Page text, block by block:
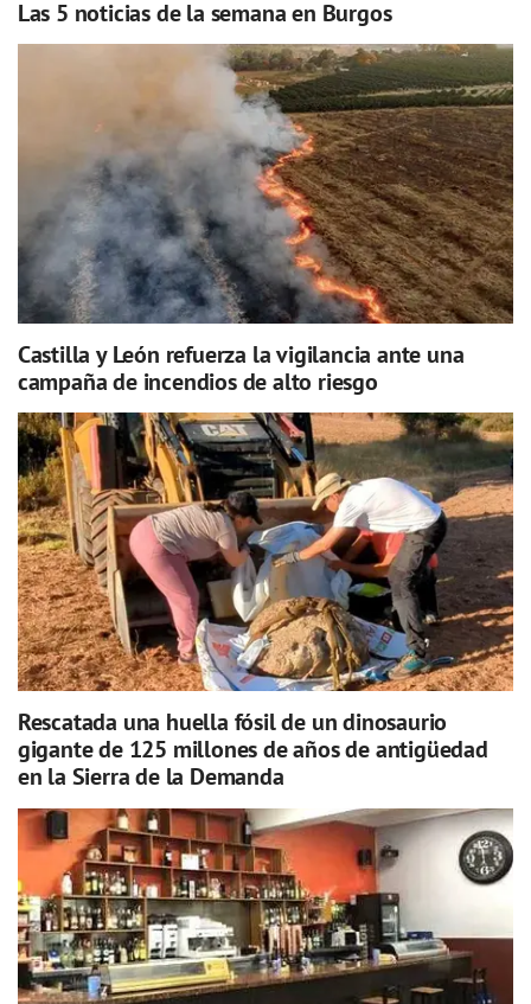
Las 5 noticias de la semana en Burgos
Castilla y León refuerza la vigilancia ante una
campaña de incendios de alto riesgo
Rescatada una huella fósil de un dinosaurio
gigante de 125 millones de años de antigüedad
en la Sierra de la Demanda